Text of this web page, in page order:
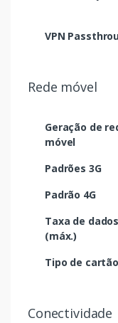
VPN
Rede móvel
Geração de
móvel
Padrões 3G
Padrão 4G
Taxa de
(máx.)
Tipo de
Conectividade